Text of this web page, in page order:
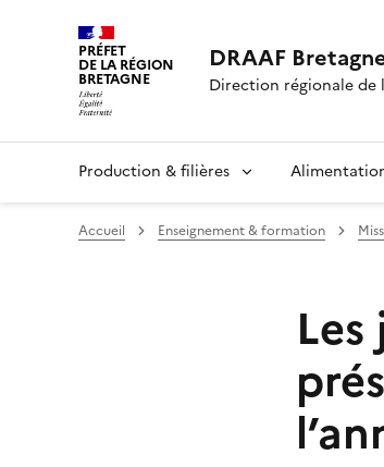
PRÉFET
DE LA RÉGION
BRETAGNE
DRAAF
Direction régionale de
Production & filières
Accueil Enseignement & formation